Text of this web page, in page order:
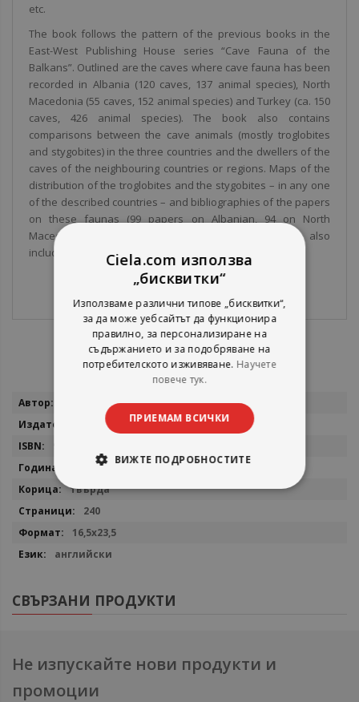
etc.
The book follows the pattern of the previous books in the
East-West Publishing House series “Cave Fauna of the
Balkans”. Outlined are the caves where cave fauna has been
recorded in Albania (120 caves, 137 animal species), North
Macedonia (55 caves, 152 animal species) and Turkey (ca. 150
caves, 426 animal species). The book also contains
comparisons between the cave animals (mostly troglobites
and stygobites) in the three countries and the dwellers of the
caves of the neighbouring countries or regions. Maps of the
distribution of the troglobites and the stygobites – in any one
of the described countries – and bibliographies of the papers
on these faunas (99 papers on Albanian, 94 on North
Macedonian and 320 on Turkish cave fauna) are also
included.
Повече
Петър Берон
Изток - Запад
2025
твърда
240
16,5x23,5
английски
СВЪРЗАНИ ПРОДУКТИ
Не изпускайте нови продукти и
промоции
Ciela.com използва
„бисквитки“
Използваме различни типове „бисквитки“,
за да може уебсайтът да функционира
правилно, за персонализиране на
съдържанието и за подобряване на
потребителското изживяване. Научете
повече тук.
ПРИЕМАМ ВСИЧКИ
ВИЖТЕ ПОДРОБНОСТИТЕ